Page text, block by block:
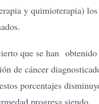
y quimioterapia) los
que se han obtenido
de cáncer
porcentajes
progresa siendo